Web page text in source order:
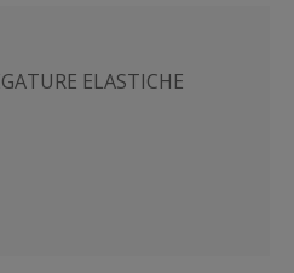
ELASTICHE